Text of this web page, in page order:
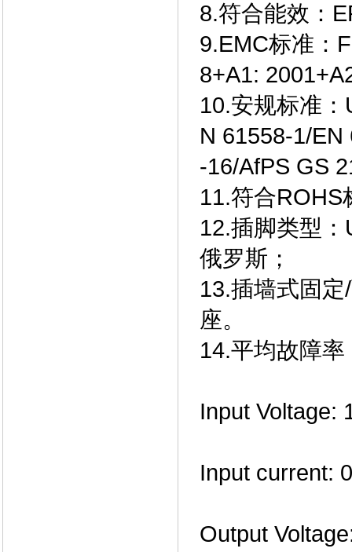
8.符合能效：
9.EMC标准：
8+A1:
10.安规标准
N 61558-1/
-16/AfPS GS
11.符合ROHS
12.插脚类型
俄罗斯；
13.插墙式固
座。
14.平均故障
Input Voltage:
Input current:
Output